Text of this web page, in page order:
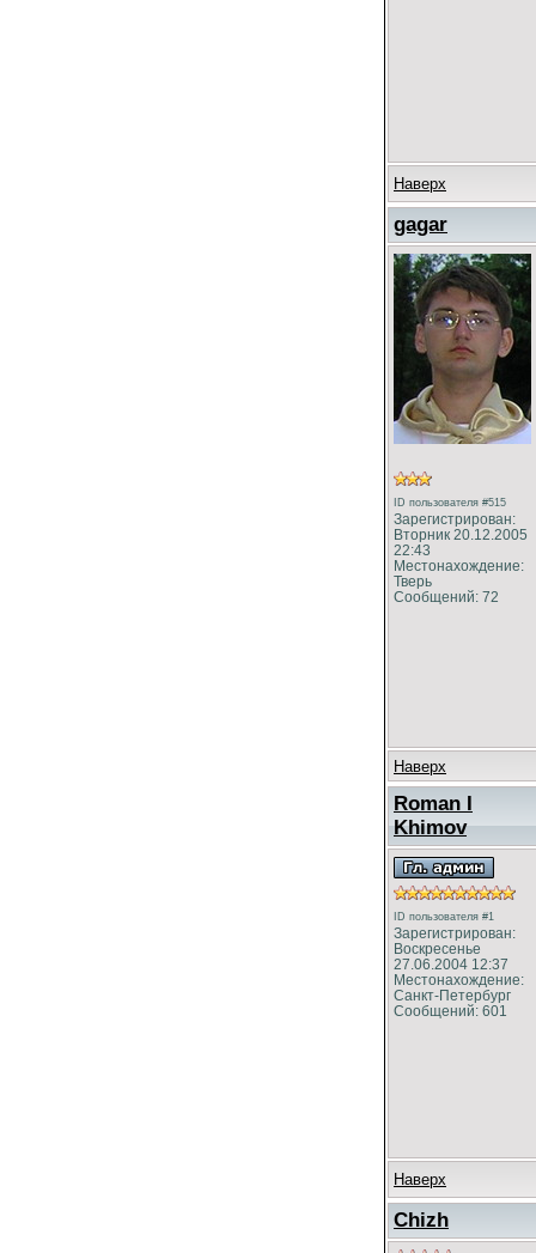
Наверх
gagar
ID пользователя #515
Зарегистрирован:
Вторник 20.12.2005
22:43
Местонахождение:
Тверь
Сообщений: 72
Наверх
Roman I
Khimov
ID пользователя #1
Зарегистрирован:
Воскресенье
27.06.2004 12:37
Местонахождение:
Санкт-Петербург
Сообщений: 601
Наверх
Chizh